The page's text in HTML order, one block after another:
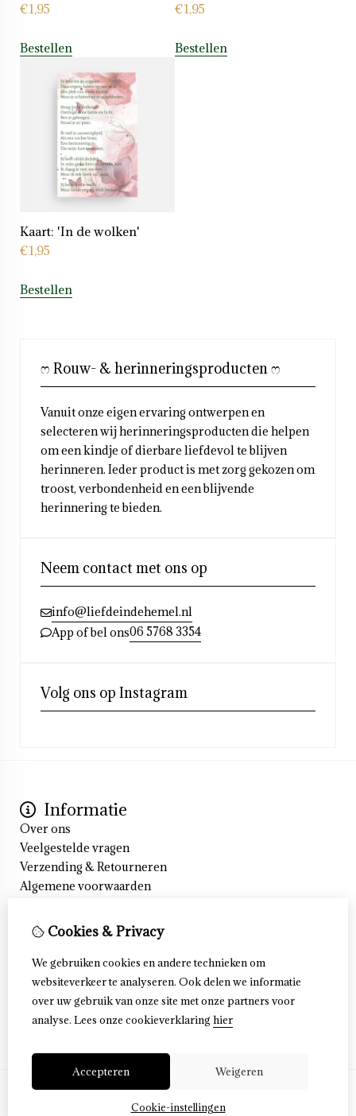
€1,95
Bestellen
€1,95
Bestellen
Kaart: 'In de wolken'
€1,95
Bestellen
ෆ Rouw- & herinneringsproducten ෆ
Vanuit onze eigen ervaring ontwerpen en
selecteren wij herinneringsproducten die helpen
om een kindje of dierbare liefdevol te blijven
herinneren. Ieder product is met zorg gekozen om
troost, verbondenheid en een blijvende
herinnering te bieden.
Neem contact met ons op
info@liefdeindehemel.nl
App of bel ons06 5768 3354
Volg ons op Instagram
Informatie
Over ons
Veelgestelde vragen
Verzending & Retourneren
Algemene voorwaarden
Privacyverklaring
Klantenservice
Contact
Retourneren
Sitemap
Veelgestelde vragen
Cookies & Privacy
We gebruiken cookies en andere technieken om
websiteverkeer te analyseren. Ook delen we informatie
over uw gebruik van onze site met onze partners voor
analyse. Lees onze cookieverklaring hier
Accepteren Weigeren
Cookie-instellingen